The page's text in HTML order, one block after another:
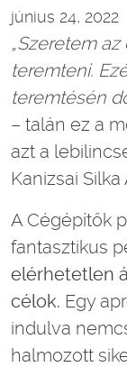
június 24, 2022
„Szeretem
teremteni.
teremtésén
– talán ez a
azt a
Kanizsai
A Cégépítők
fantasztikus
elérhetetlen
célok. Egy
indulva
halmozott